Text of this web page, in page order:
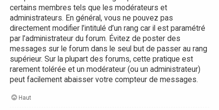
certains membres tels que les modérateurs et
administrateurs. En général, vous ne pouvez pas
directement modifier l’intitulé d’un rang car il est paramétré
par l’administrateur du forum. Évitez de poster des
messages sur le forum dans le seul but de passer au rang
supérieur. Sur la plupart des forums, cette pratique est
rarement tolérée et un modérateur (ou un administrateur)
peut facilement abaisser votre compteur de messages.
Haut